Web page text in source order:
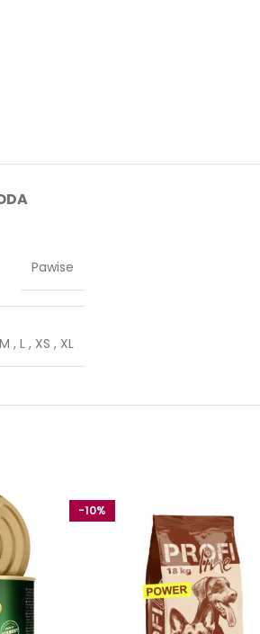
Pawise
M , L , XS , XL
-10%